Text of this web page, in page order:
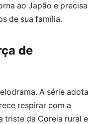
ao Japão e precisa
de sua família.
de
A série adota
respirar com a
triste da Coreia rural e